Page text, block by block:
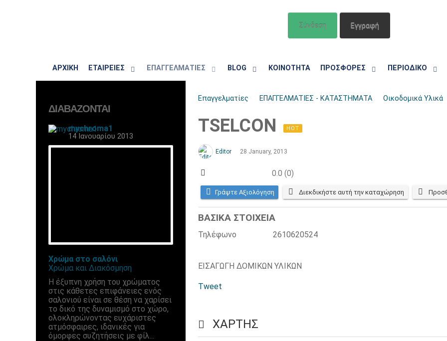
Σύνδεση Εγγραφή
ΑΡΧΙΚΗ ΕΤΑΙΡΕΙΕΣ ΕΠΑΓΓΕΛΜΑΤΙΕΣ BLOG ΚΟΙΝΟΤΗΤΑ ΠΡΟΣΦΟΡΕΣ ΠΕΡΙΟΔΙΚΟ
ΔΙΑΒΆΖΟΝΤΑΙ
mychroma1
14 Ιανουαρίου 2013
Χρώμα στο σαλόνι
Χρώμα και Διακόσμηση
Η έξυπνη χρήση του χρώματος
στις κάθετες επιφάνειες ενός
σαλονιού είναι σε θέση να χαρίσει
το δικό της δυναμισμό στο χώρο,
ολοκληρώνοντας ευχάριστες
ατμόσφαιρες, ιδανικές για
όμορφες συζητήσεις με φίλ...
Επαγγελματίες ΕΠΑΓΓΕΛΜΑΤΙΕΣ - ΚΑΤΑΣΤΗΜΑΤΑ Οικοδομικά Υλικά
TSELCON HOT
Editor 28 January, 2013
0.0 (0)
Γράψτε Αξιολόγηση Διεκδικήστε αυτή την καταχώρηση
ΒΑΣΙΚΑ ΣΤΟΙΧΕΙΑ
Τηλέφωνο 2610620524
ΕΙΣΑΓΩΓΗ ΔΟΜΙΚΩΝ ΥΛΙΚΩΝ
Tweet
ΧΆΡΤΗΣ